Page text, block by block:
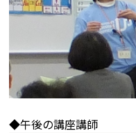
◆午後の講座講師